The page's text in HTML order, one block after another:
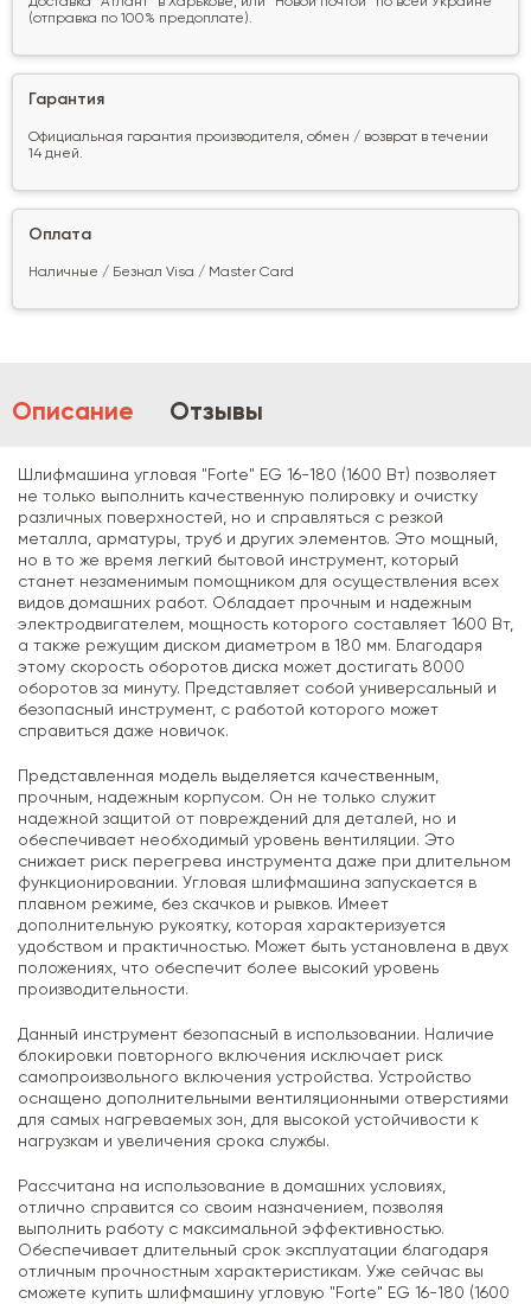
(отправка по 100% предоплате).
Гарантия
Официальная гарантия производителя, обмен / возврат в течении
14 дней.
Оплата
Наличные / Безнал Visa / Master Card
Описание Отзывы
Шлифмашина угловая "Forte" EG 16-180 (1600 Вт) позволяет
не только выполнить качественную полировку и очистку
различных поверхностей, но и справляться с резкой
металла, арматуры, труб и других элементов. Это мощный,
но в то же время легкий бытовой инструмент, который
станет незаменимым помощником для осуществления всех
видов домашних работ. Обладает прочным и надежным
электродвигателем, мощность которого составляет 1600 Вт,
а также режущим диском диаметром в 180 мм. Благодаря
этому скорость оборотов диска может достигать 8000
оборотов за минуту. Представляет собой универсальный и
безопасный инструмент, с работой которого может
справиться даже новичок.
Представленная модель выделяется качественным,
прочным, надежным корпусом. Он не только служит
надежной защитой от повреждений для деталей, но и
обеспечивает необходимый уровень вентиляции. Это
снижает риск перегрева инструмента даже при длительном
функционировании. Угловая шлифмашина запускается в
плавном режиме, без скачков и рывков. Имеет
дополнительную рукоятку, которая характеризуется
удобством и практичностью. Может быть установлена в двух
положениях, что обеспечит более высокий уровень
производительности.
Данный инструмент безопасный в использовании. Наличие
блокировки повторного включения исключает риск
самопроизвольного включения устройства. Устройство
оснащено дополнительными вентиляционными отверстиями
для самых нагреваемых зон, для высокой устойчивости к
нагрузкам и увеличения срока службы.
Рассчитана на использование в домашних условиях,
отлично справится со своим назначением, позволяя
выполнить работу с максимальной эффективностью.
Обеспечивает длительный срок эксплуатации благодаря
отличным прочностным характеристикам. Уже сейчас вы
сможете купить шлифмашину угловую "Forte" EG 16-180 (1600